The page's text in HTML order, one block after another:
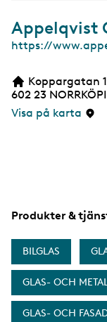
Appelqvist
W
b
s
i
https://
Koppargatan
602 23
Visa på karta
Produkter &
BILGLAS
GLAS- OCH
GLAS- OCH